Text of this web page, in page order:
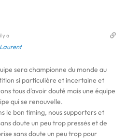
y a
sera championne du monde au
si particulière et incertaine et
tous d'avoir douté mais une équipe
qui se renouvelle.
le bon timing, nous supporters et
doute un peu trop pressės et de
sans doute un peu trop pour